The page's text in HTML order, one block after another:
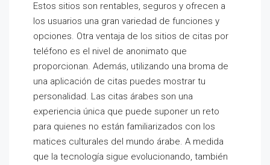
Estos sitios son rentables, seguros y ofrecen a
los usuarios una gran variedad de funciones y
opciones. Otra ventaja de los sitios de citas por
teléfono es el nivel de anonimato que
proporcionan. Además, utilizando una broma de
una aplicación de citas puedes mostrar tu
personalidad. Las citas árabes son una
experiencia única que puede suponer un reto
para quienes no están familiarizados con los
matices culturales del mundo árabe. A medida
que la tecnología sigue evolucionando, también